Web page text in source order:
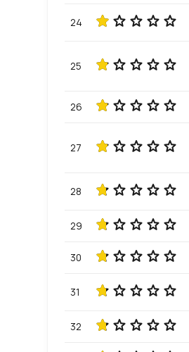
24
25
26
27
28
29
30
31
32